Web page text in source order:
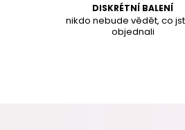
DISKRÉTNÍ BALENÍ
nikdo nebude vědět, co
objednali